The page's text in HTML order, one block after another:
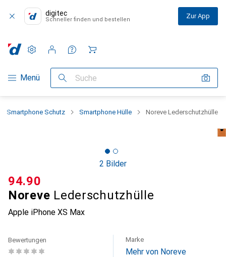
digitec
Schneller finden und bestellen Zur App
Navigation nach Kategorien
Menü Suche
Einstellungen
Kundenkonto
Vergleichslisten
Merklisten
Warenkorb
Smartphone Schutz Smartphone Hülle Noreve Lederschutzhülle
2 Bilder
Noreve Lederschutzhülle
Apple iPhone XS Max
CHF
94.90
Bewertungen Marke
Mehr von Noreve